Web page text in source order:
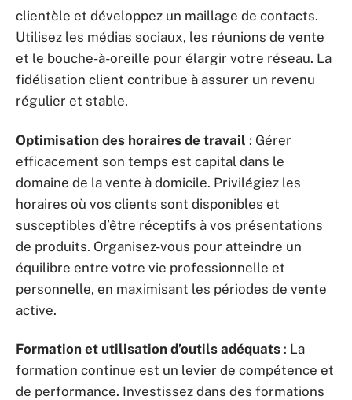
clientèle et développez un maillage de contacts.
Utilisez les médias sociaux, les réunions de vente
et le bouche-à-oreille pour élargir votre réseau. La
fidélisation client contribue à assurer un revenu
régulier et stable.
Optimisation des horaires de travail : Gérer
efficacement son temps est capital dans le
domaine de la vente à domicile. Privilégiez les
horaires où vos clients sont disponibles et
susceptibles d’être réceptifs à vos présentations
de produits. Organisez-vous pour atteindre un
équilibre entre votre vie professionnelle et
personnelle, en maximisant les périodes de vente
active.
Formation et utilisation d’outils adéquats : La
formation continue est un levier de compétence et
de performance. Investissez dans des formations